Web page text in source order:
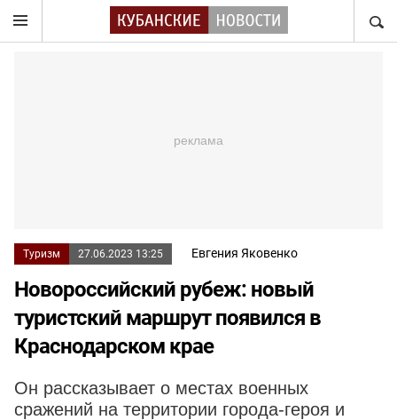
Туризм 27.06.2023 13:25 Евгения Яковенко
Новороссийский рубеж: новый
туристский маршрут появился в
Краснодарском крае
Он рассказывает о местах военных
сражений на территории города-героя и